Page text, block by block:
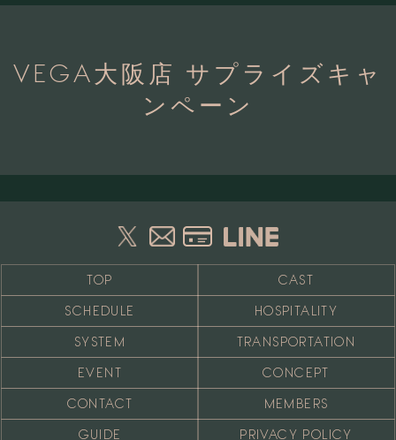
VEGA大阪店 サプライズキャ
ンペーン
TOP
CAST
SCHEDULE
HOSPITALITY
SYSTEM
TRANSPORTATION
EVENT
CONCEPT
CONTACT
MEMBERS
GUIDE
PRIVACY POLICY